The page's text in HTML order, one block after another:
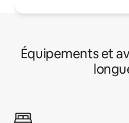
Équipements et